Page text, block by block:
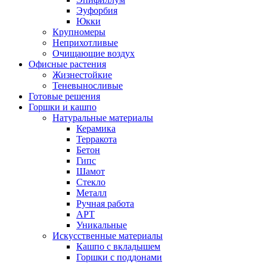
Эуфорбия
Юкки
Крупномеры
Неприхотливые
Очищающие воздух
Офисные растения
Жизнестойкие
Теневыносливые
Готовые решения
Горшки и кашпо
Натуральные материалы
Керамика
Терракота
Бетон
Гипс
Шамот
Стекло
Металл
Ручная работа
АРТ
Уникальные
Искусственные материалы
Кашпо с вкладышем
Горшки с поддонами